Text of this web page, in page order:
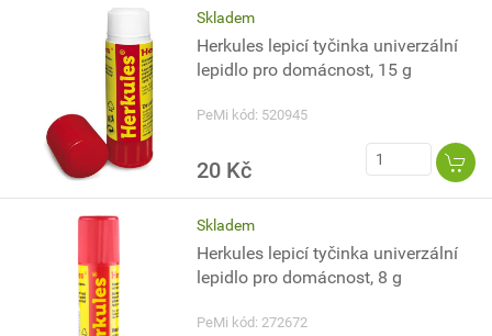
Skladem
Herkules lepicí tyčinka univerzální
lepidlo pro domácnost, 15 g
PeMi kód: 520945
20 Kč
Skladem
Herkules lepicí tyčinka univerzální
lepidlo pro domácnost, 8 g
PeMi kód: 272672